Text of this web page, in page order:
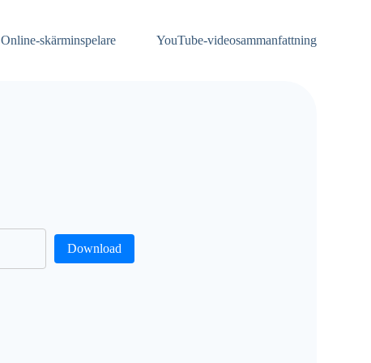
Online-skärminspelare YouTube-videosammanfattning
Download